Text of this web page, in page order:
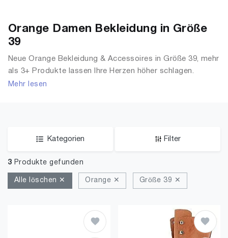
Orange Damen Bekleidung in Größe
39
Neue Orange Bekleidung & Accessoires in Größe 39, mehr
als 3+ Produkte lassen Ihre Herzen höher schlagen.
Entdecken Sie unsere Auswahl an Tops, T-Shirts,
Mehr lesen
Kategorien Filter
3 Produkte gefunden
Alle löschen ✕ Orange ✕ Größe 39 ✕